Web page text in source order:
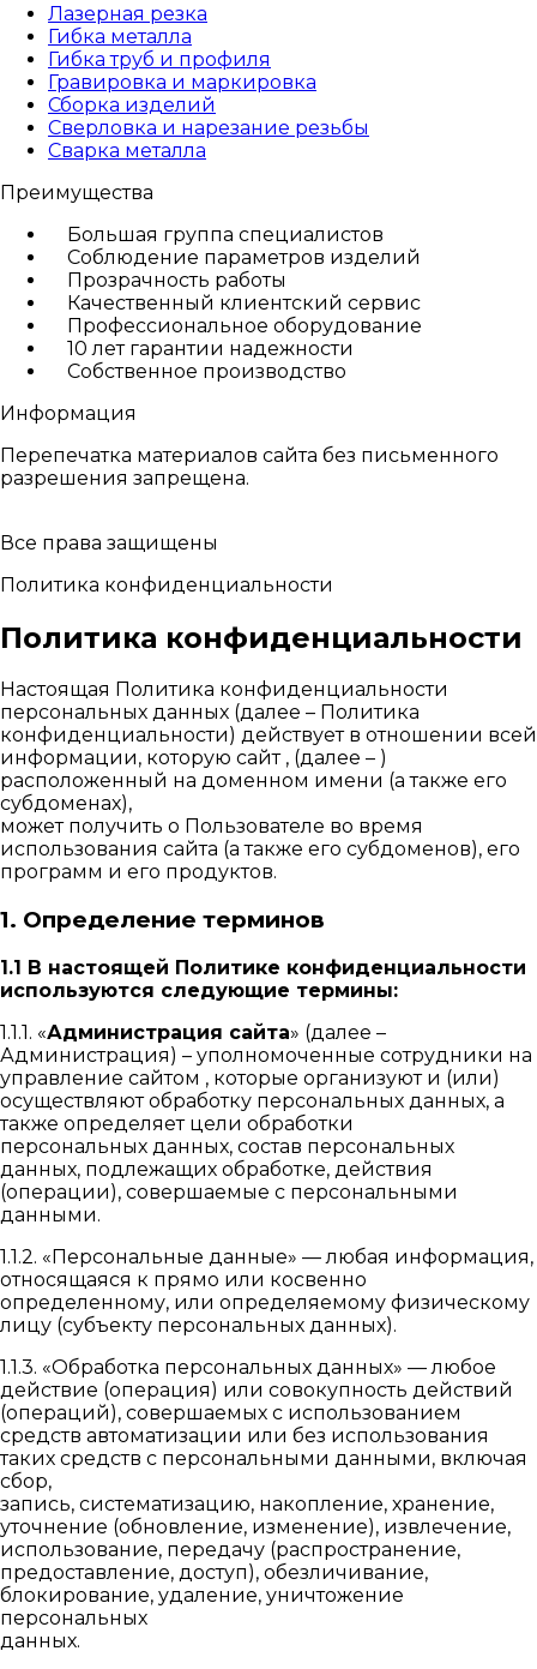
Лазерная резка
Гибка металла
Гибка труб и профиля
Гравировка и маркировка
Сборка изделий
Сверловка и нарезание резьбы
Сварка металла
Преимущества
Большая группа специалистов
Соблюдение параметров изделий
Прозрачность работы
Качественный клиентский сервис
Профессиональное оборудование
10 лет гарантии надежности
Собственное производство
Информация
Перепечатка материалов сайта без письменного
разрешения запрещена.
Все права защищены
Политика конфиденциальности
Политика конфиденциальности
Настоящая Политика конфиденциальности
персональных данных (далее – Политика
конфиденциальности) действует в отношении всей
информации, которую сайт , (далее – )
расположенный на доменном имени (а также его
субдоменах),
может получить о Пользователе во время
использования сайта (а также его субдоменов), его
программ и его продуктов.
1. Определение терминов
1.1 В настоящей Политике конфиденциальности
используются следующие термины:
1.1.1. «Администрация сайта» (далее –
Администрация) – уполномоченные сотрудники на
управление сайтом , которые организуют и (или)
осуществляют обработку персональных данных, а
также определяет цели обработки
персональных данных, состав персональных
данных, подлежащих обработке, действия
(операции), совершаемые с персональными
данными.
1.1.2. «Персональные данные» — любая информация,
относящаяся к прямо или косвенно
определенному, или определяемому физическому
лицу (субъекту персональных данных).
1.1.3. «Обработка персональных данных» — любое
действие (операция) или совокупность действий
(операций), совершаемых с использованием
средств автоматизации или без использования
таких средств с персональными данными, включая
сбор,
запись, систематизацию, накопление, хранение,
уточнение (обновление, изменение), извлечение,
использование, передачу (распространение,
предоставление, доступ), обезличивание,
блокирование, удаление, уничтожение
персональных
данных.